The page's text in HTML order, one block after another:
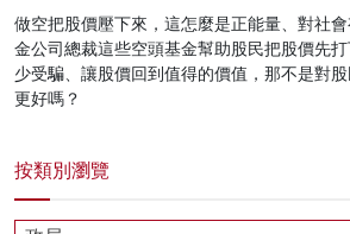
做空把股價壓下來，這怎麼是正能量、對社
金公司總裁這些空頭基金幫助股民把股價先
少受騙、讓股價回到值得的價值，那不是對
更好嗎？
按類別瀏覽